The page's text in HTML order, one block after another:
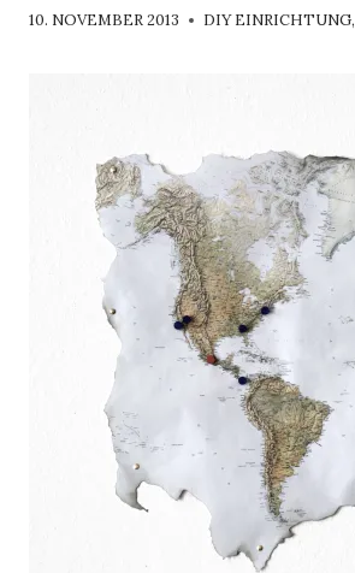
VON
10. NOVEMBER 2013 DIY EINRICHTUNG,